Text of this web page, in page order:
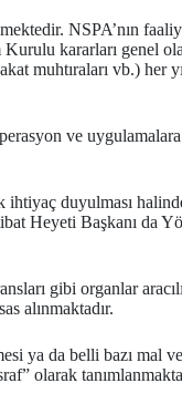
NSPA’nın
kararları genel
muhtıraları vb.) her
ve
ihtiyaç duyulması
Heyeti Başkanı da
gibi organlar
alınmaktadır.
ya da belli bazı mal
olarak